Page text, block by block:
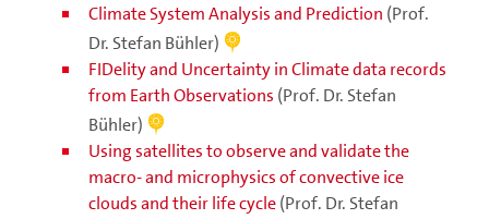
Climate System Analysis and Prediction (Prof.
Dr. Stefan Bühler)
FIDelity and Uncertainty in Climate data records
from Earth Observations (Prof. Dr. Stefan
Bühler)
Using satellites to observe and validate the
macro- and microphysics of convective ice
clouds and their life cycle(Prof. Dr. Stefan